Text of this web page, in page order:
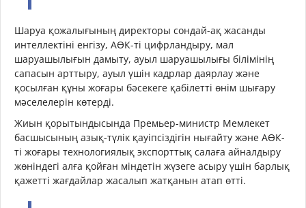
Шаруа қожалығының директоры сондай-ақ жасанды
интеллектіні енгізу, АӨК-ті цифрландыру, мал
шаруашылығын дамыту, ауыл шаруашылығы білімінің
сапасын арттыру, ауыл үшін кадрлар даярлау және
қосылған құны жоғары бәсекеге қабілетті өнім шығару
мәселелерін көтерді.
Жиын қорытындысында Премьер-министр Мемлекет
басшысының азық-түлік қауіпсіздігін нығайту және АӨК-
ті жоғары технологиялық экспорттық салаға айналдыру
жөніндегі алға қойған міндетін жүзеге асыру үшін барлық
қажетті жағдайлар жасалып жатқанын атап өтті.